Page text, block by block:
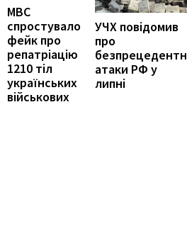
МВС
спростувало
фейк про
репатріацію
1210 тіл
українських
військових
УЧХ повідомив
про
атаки РФ у
липні